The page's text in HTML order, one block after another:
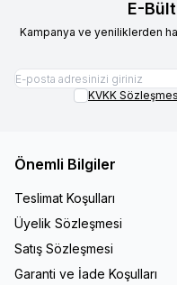
E-
Kampanya ve yeniliklerden
KVKK
Önemli Bilgiler
Teslimat Koşulları
Üyelik Sözleşmesi
Satış Sözleşmesi
Garanti ve İade Koşulları